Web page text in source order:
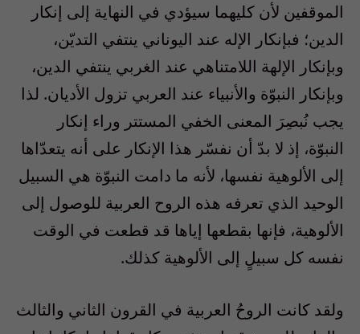
الموقفين لأن كليهما سيؤدي في النهاية إلى إنكار
الدين؛ فبإنكار الإله عند اليوناني ينتفي التديّن،
وبإنكار الإلهة اللامتناهي عند الغربي ينتفي الدين،
وبإنكار النبوّة والأنبياء عند العربي تزول الأديان. لذا
يجب نُبصِرَ المعنى الخفي المستتر وراء إنكار
النبوّة، إذ لا بدّ أن نفسّر هذا الإنكار على أنه يتعدّاها
إلى الألوهية نفسها، لأنه ما دامت النبوّة هي السبيل
الوحيد الذي تعرفه هذه الروح العربية للوصول إلى
الألوهية، فإنها بقطعها إياها قد قطعت في الوقت
نفسه كل سبيلٍ إلى الألوهية كذلك.
ولقد كانت الروحُ العربية في القرون الثاني والثالث